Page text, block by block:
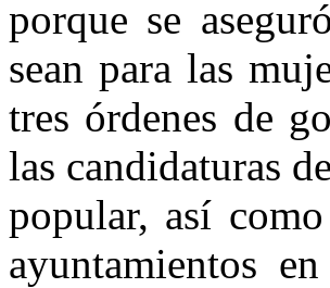
porque se
sean para las
tres órdenes de
las candidaturas
popular, así
ayuntamientos